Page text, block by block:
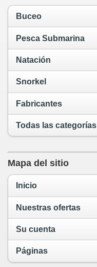
Buceo
Pesca Submarina
Natación
Snorkel
Fabricantes
Todas las categorías
Mapa del sitio
Inicio
Nuestras ofertas
Su cuenta
Páginas